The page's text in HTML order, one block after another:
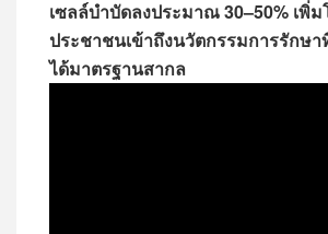
เซลล์บำบัดลงประมาณ 30–50% เพิ่
ประชาชนเข้าถึงนวัตกรรมการรักษ
ได้มาตรฐานสากล